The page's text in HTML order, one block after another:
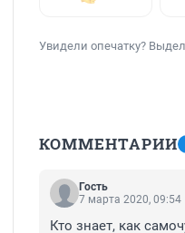
Увидели опечатку?
КОММЕНТАРИИ
Гость
7 марта 2020, 09:54
Кто знает, как